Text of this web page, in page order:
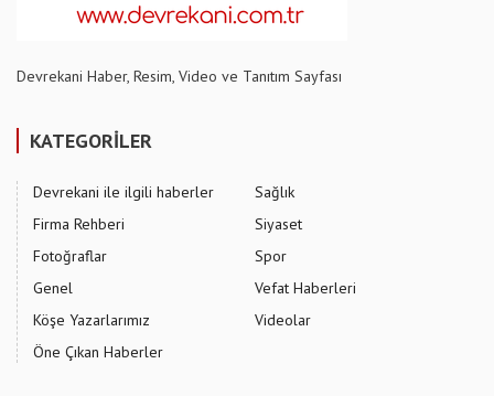
Devrekani Haber, Resim, Video ve Tanıtım Sayfası
KATEGORİLER
Devrekani ile ilgili haberler
Firma Rehberi
Fotoğraflar
Genel
Köşe Yazarlarımız
Öne Çıkan Haberler
Sağlık
Siyaset
Spor
Vefat Haberleri
Videolar